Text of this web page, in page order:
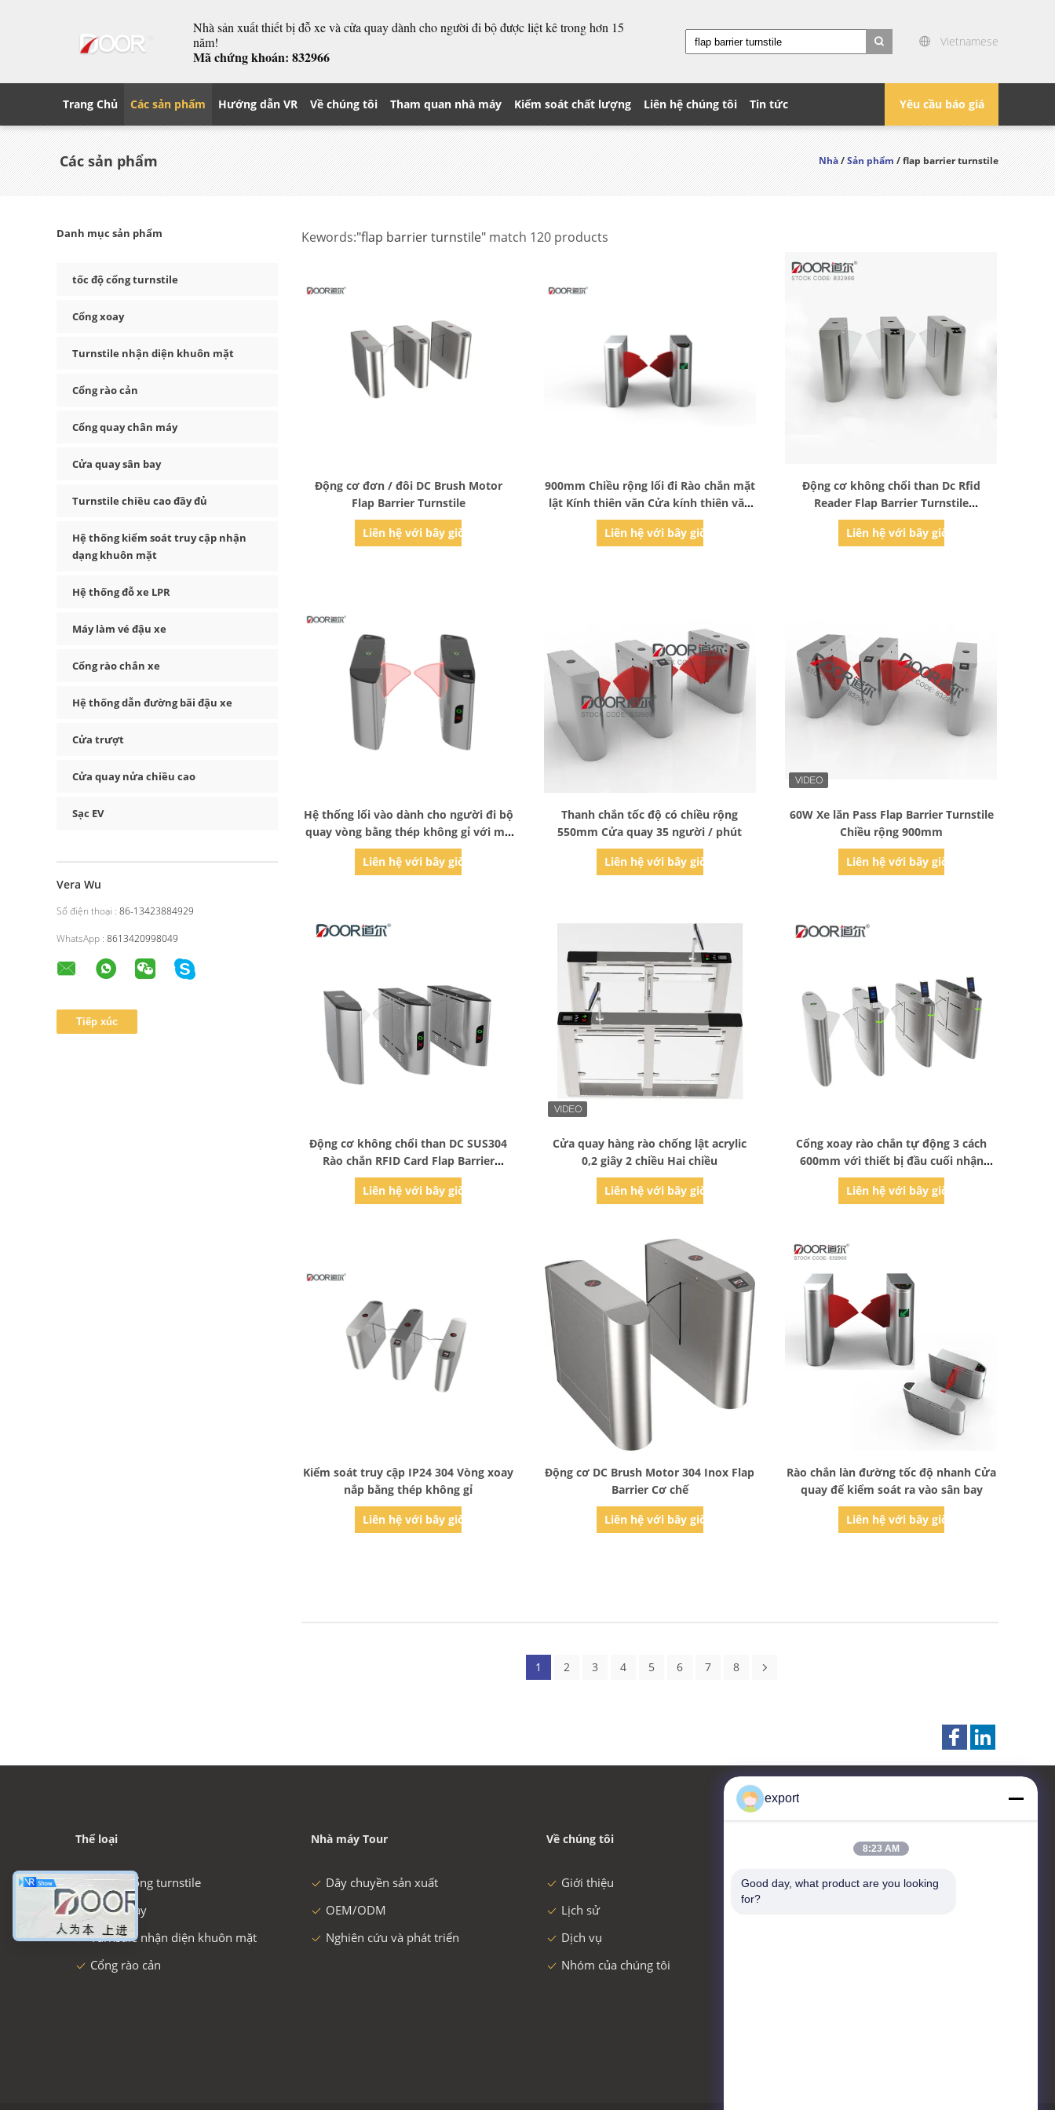
Nhà sản xuất thiết bị đỗ xe và cửa quay dành cho người đi bộ được liệt kê trong hơn 15
năm!
Mã chứng khoán: 832966
Vietnamese
Yêu cầu báo giá
Trang Chủ Các sản phẩm Hướng dẫn VR Về chúng tôi Tham quan nhà máy Kiểm soát chất lượng Liên hệ chúng tôi Tin tức
Các sản phẩm Nhà/Sản phẩm/ flap barrier turnstile
Danh mục sản phẩm
tốc độ cổng turnstile
Cổng xoay
Turnstile nhận diện khuôn mặt
Cổng rào cản
Cổng quay chân máy
Cửa quay sân bay
Turnstile chiều cao đầy đủ
Hệ thống kiểm soát truy cập nhận
dạng khuôn mặt
Hệ thống đỗ xe LPR
Máy làm vé đậu xe
Cổng rào chắn xe
Hệ thống dẫn đường bãi đậu xe
Cửa trượt
Cửa quay nửa chiều cao
Sạc EV
Vera Wu
Số điện thoại : 86-13423884929
WhatsApp : 8613420998049
Kewords:"flap barrier turnstile" match 120 products
Động cơ đơn / đôi DC Brush Motor
Flap Barrier Turnstile
Liên hệ với bây giờ
900mm Chiều rộng lối đi Rào chắn mặt
lật Kính thiên văn Cửa kính thiên văn
có làn đường rộng Cổng rào chắn dành
cho ga tàu điện ngầm
Liên hệ với bây giờ
Động cơ không chổi than Dc Rfid
Reader Flap Barrier Turnstile
Bidirection
Liên hệ với bây giờ
Hệ thống lối vào dành cho người đi bộ
quay vòng bằng thép không gỉ với mã
Ic Thẻ Qr
Liên hệ với bây giờ
Thanh chắn tốc độ có chiều rộng
550mm Cửa quay 35 người / phút
Liên hệ với bây giờ
60W Xe lăn Pass Flap Barrier Turnstile
Chiều rộng 900mm
Liên hệ với bây giờ
Động cơ không chổi than DC SUS304
Rào chắn RFID Card Flap Barrier
Turnstile RS485
Liên hệ với bây giờ
Cửa quay hàng rào chống lật acrylic
0,2 giây 2 chiều Hai chiều
Liên hệ với bây giờ
Cổng xoay rào chắn tự động 3 cách
600mm với thiết bị đầu cuối nhận
dạng khuôn mặt
Liên hệ với bây giờ
Kiểm soát truy cập IP24 304 Vòng xoay
nắp bằng thép không gỉ
Liên hệ với bây giờ
Động cơ DC Brush Motor 304 Inox Flap
Barrier Cơ chế
Liên hệ với bây giờ
Rào chắn làn đường tốc độ nhanh Cửa
quay để kiểm soát ra vào sân bay
Liên hệ với bây giờ
1 2 3 4 5 6 7 8
Thể loại
tốc độ cổng turnstile
Cổng xoay
Turnstile nhận diện khuôn mặt
Cổng rào cản
Nhà máy Tour
Dây chuyền sản xuất
OEM/ODM
Nghiên cứu và phát triển
Về chúng tôi
Giới thiệu
Lịch sử
Dịch vụ
Nhóm của chúng tôi
Liên hệ với chúng tôi
Shenzhen Door Intelligent
Control Technology Co., Ltd
export
8:23 AM
Good day, what product are you looking
for?